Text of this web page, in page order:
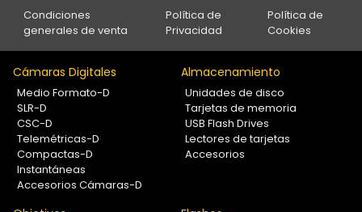
Condiciones
generales de venta
Política de
Privacidad
Política de
Cookies
Cámaras Digitales
Medio Formato-D
SLR-D
CSC-D
Telemétricas-D
Compactas-D
Instantáneas
Accesorios Cámaras-D
Almacenamiento
Unidades de disco
Tarjetas de memoria
USB Flash Drives
Lectores de tarjetas
Accesorios